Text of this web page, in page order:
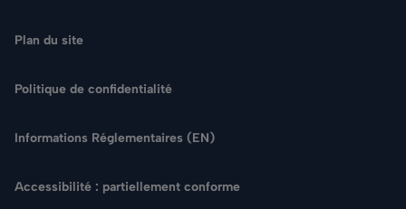
Rechercher
Plan du site
Politique de confidentialité
Informations Réglementaires (EN)
Accessibilité : partiellement conforme